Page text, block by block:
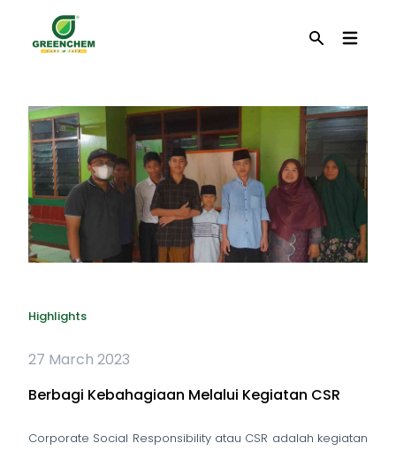
Highlights
27 March 2023
Berbagi Kebahagiaan Melalui Kegiatan CSR
Corporate Social Responsibility atau CSR adalah kegiatan